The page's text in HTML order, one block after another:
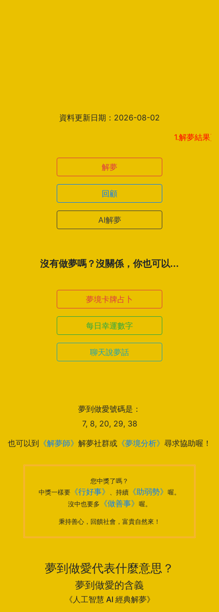
資料更新日期：2026-08-02
1.解夢結果頁新增見
解夢
回顧
AI解夢
沒有做夢嗎？沒關係，你也可以...
夢境卡牌占卜
每日幸運數字
聊天說夢話
夢到做愛號碼是：
7, 8, 20, 29, 38
也可以到 《解夢師》 解夢社群或 《夢境分析》 尋求協助喔！
您中獎了嗎？
中獎一樣要 《行好事》 、持續 《助弱勢》 喔。
沒中也要多
《做善事》 喔。
秉持善心，回饋社會，富貴自然來！
夢到做愛代表什麼意思？
夢到做愛的含義
《人工智慧 AI 經典解夢》